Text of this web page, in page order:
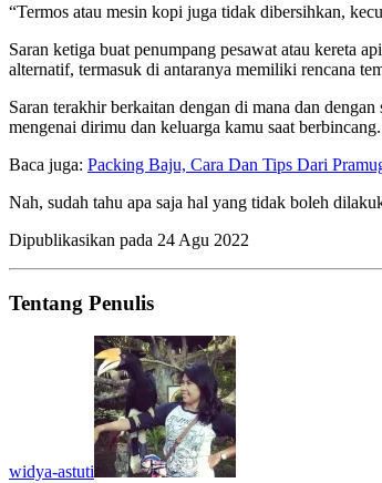
“Termos atau mesin kopi juga tidak dibersihkan,
Saran ketiga buat penumpang pesawat atau kereta
alternatif, termasuk di antaranya memiliki rencana
Saran terakhir berkaitan dengan di mana dan
mengenai dirimu dan keluarga kamu saat
Baca juga: Packing Baju, Cara Dan Tips Dari
Nah, sudah tahu apa saja hal yang tidak boleh
Dipublikasikan pada 24 Agu 2022
Tentang Penulis
widya-astuti